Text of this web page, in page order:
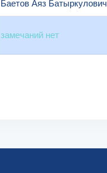
Баетов Аяз Батыркулович
замечаний нет